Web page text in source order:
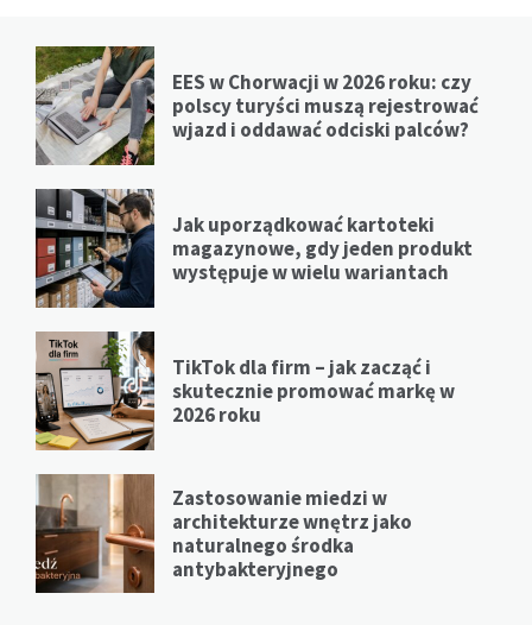
EES w Chorwacji w 2026 roku: czy
polscy turyści muszą rejestrować
wjazd i oddawać odciski palców?
Jak uporządkować kartoteki
magazynowe, gdy jeden produkt
występuje w wielu wariantach
TikTok dla firm – jak zacząć i
skutecznie promować markę w
2026 roku
Zastosowanie miedzi w
architekturze wnętrz jako
naturalnego środka
antybakteryjnego